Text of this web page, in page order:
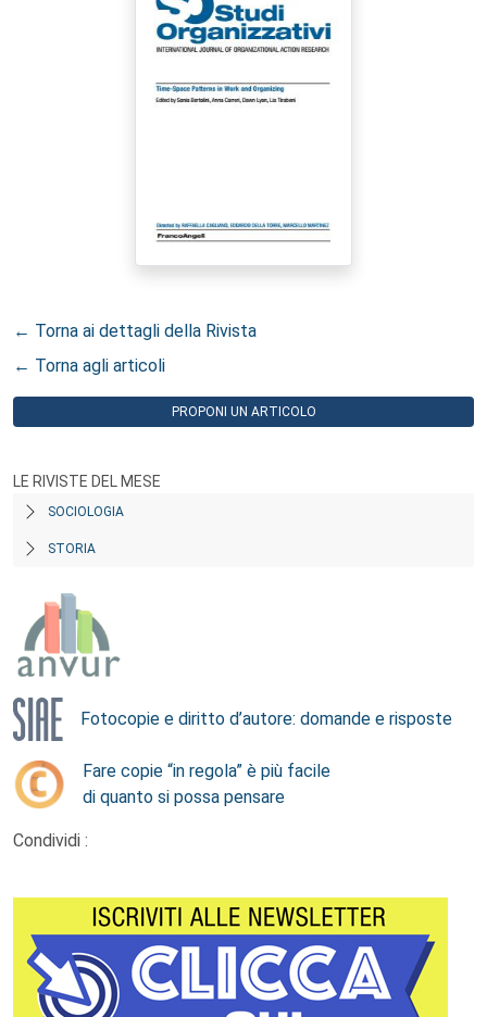
← Torna ai dettagli della Rivista
← Torna agli articoli
PROPONI UN ARTICOLO
LE RIVISTE DEL MESE
SOCIOLOGIA
STORIA
Fotocopie e diritto d’autore: domande e risposte
Fare copie “in regola” è più facile
di quanto si possa pensare
Condividi :